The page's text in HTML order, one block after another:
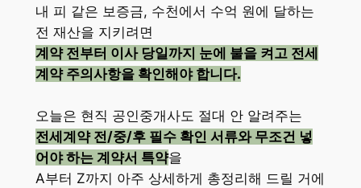
내 피 같은 보증금, 수천에서 수억 원에 달하는
전 재산을 지키려면
계약 전부터 이사 당일까지 눈에 불을 켜고 전세
계약 주의사항을 확인해야 합니다.
오늘은 현직 공인중개사도 절대 안 알려주는
전세계약 전/중/후 필수 확인 서류와 무조건 넣
어야 하는 계약서 특약을
A부터 Z까지 아주 상세하게 총정리해 드릴 거에